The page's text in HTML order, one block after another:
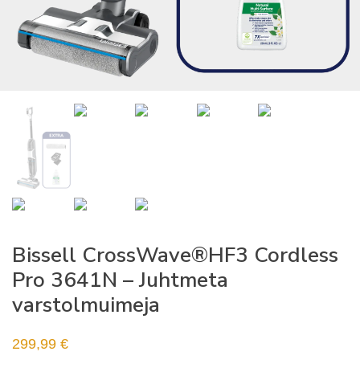
Bissell CrossWave®HF3 Cordless
Pro 3641N – Juhtmeta
varstolmuimeja
299,99 €